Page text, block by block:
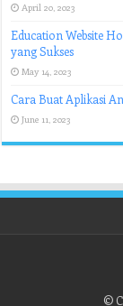
April 20, 2023
Education Website
yang Sukses
May 14, 2023
Cara Buat Aplikasi
June 11, 2023
©